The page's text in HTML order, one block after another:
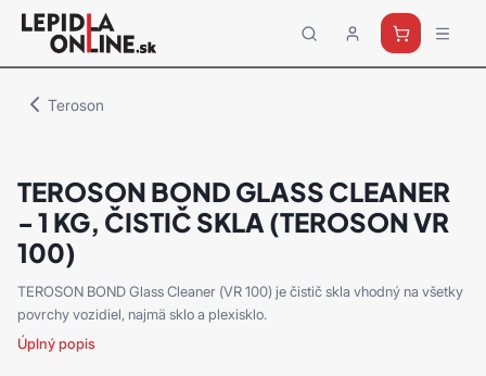
Priemyselné
lepidlá
Teroson
TEROSON BOND GLASS CLEANER
- 1 KG, ČISTIČ SKLA (TEROSON VR
100)
TEROSON BOND Glass Cleaner (VR 100) je čistič skla vhodný na všetky
povrchy vozidiel, najmä sklo a plexisklo.
Úplný popis